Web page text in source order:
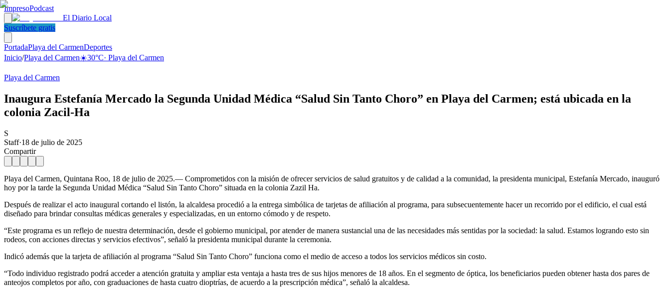
ImpresoPodcast
El Diario Local
Suscríbete gratis
PortadaPlaya del CarmenDeportes
Inicio/Playa del Carmen☀️30°C· Playa del Carmen
Playa del Carmen
Inaugura Estefanía Mercado la Segunda Unidad Médica “Salud Sin Tanto Choro” en Playa del Carmen; está ubicada en la
colonia Zacil-Ha
S
Staff·18 de julio de 2025
Compartir
Playa del Carmen, Quintana Roo, 18 de julio de 2025.— Comprometidos con la misión de ofrecer servicios de salud gratuitos y de calidad a la comunidad, la presidenta municipal, Estefanía Mercado, inauguró
hoy por la tarde la Segunda Unidad Médica “Salud Sin Tanto Choro” situada en la colonia Zazil Ha.
Después de realizar el acto inaugural cortando el listón, la alcaldesa procedió a la entrega simbólica de tarjetas de afiliación al programa, para subsecuentemente hacer un recorrido por el edificio, el cual está
diseñado para brindar consultas médicas generales y especializadas, en un entorno cómodo y de respeto.
“Este programa es un reflejo de nuestra determinación, desde el gobierno municipal, por atender de manera sustancial una de las necesidades más sentidas por la sociedad: la salud. Estamos logrando esto sin
rodeos, con acciones directas y servicios efectivos”, señaló la presidenta municipal durante la ceremonia.
Indicó además que la tarjeta de afiliación al programa “Salud Sin Tanto Choro” funciona como el medio de acceso a todos los servicios médicos sin costo.
“Todo individuo registrado podrá acceder a atención gratuita y ampliar esta ventaja a hasta tres de sus hijos menores de 18 años. En el segmento de óptica, los beneficiarios pueden obtener hasta dos pares de
anteojos completos por año, con graduaciones de hasta cuatro dioptrías, de acuerdo a la prescripción médica”, señaló la alcaldesa.